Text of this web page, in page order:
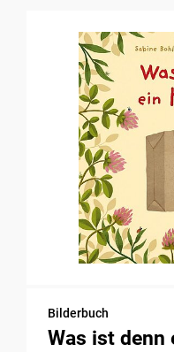
Bilderbuch
Was ist denn